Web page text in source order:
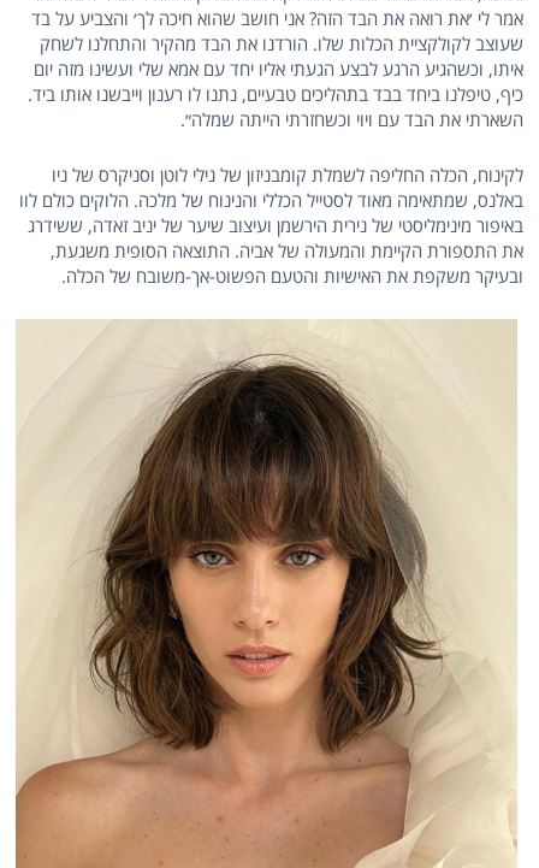
אמר לי ׳את רואה את הבד הזה? אני חושב שהוא חיכה לך׳ והצביע על בד
שעוצב לקולקציית הכלות שלו. הורדנו את הבד מהקיר והתחלנו לשחק
איתו, וכשהגיע הרגע לבצע הגעתי אליו יחד עם אמא שלי ועשינו מזה יום
כיף, טיפלנו ביחד בבד בתהליכים טבעיים, נתנו לו רענון וייבשנו אותו ביד.
השארתי את הבד עם ויוי וכשחזרתי הייתה שמלה״.
לקינוח, הכלה החליפה לשמלת קומבניזון של נילי לוטן וסניקרס של ניו
באלנס, שמתאימה מאוד לסטייל הכללי והנינוח של מלכה. הלוקים כולם לוו
באיפור מינימליסטי של נירית הירשמן ועיצוב שיער של יניב זאדה, ששידרג
את התספורת הקיימת והמעולה של אביה. התוצאה הסופית משגעת,
ובעיקר משקפת את האישיות והטעם הפשוט-אך-משובח של הכלה.